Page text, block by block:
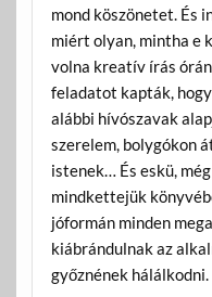
mond köszönetet. És
miért olyan, mintha e
volna kreatív írás
feladatot kapták,
alábbi hívószavak
szerelem, bolygókon
istenek… És eskü,
mindkettejük
jóformán minden
kiábrándulnak az
győznének hálálkodni.